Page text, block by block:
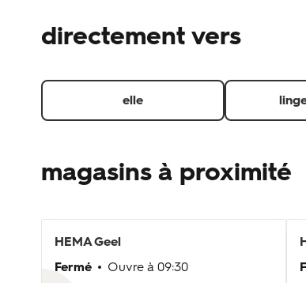
directement vers
elle
magasins à proximité
HEMAGeel
Fermé
Ouvre à 09:30